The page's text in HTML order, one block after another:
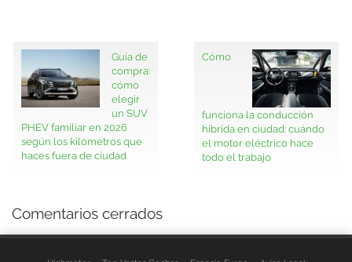
Guía de
compra:
cómo
elegir
un SUV
PHEV familiar en 2026
según los kilómetros que
haces fuera de ciudad
Cómo
funciona la conducción
híbrida en ciudad: cuándo
el motor eléctrico hace
todo el trabajo
Comentarios cerrados